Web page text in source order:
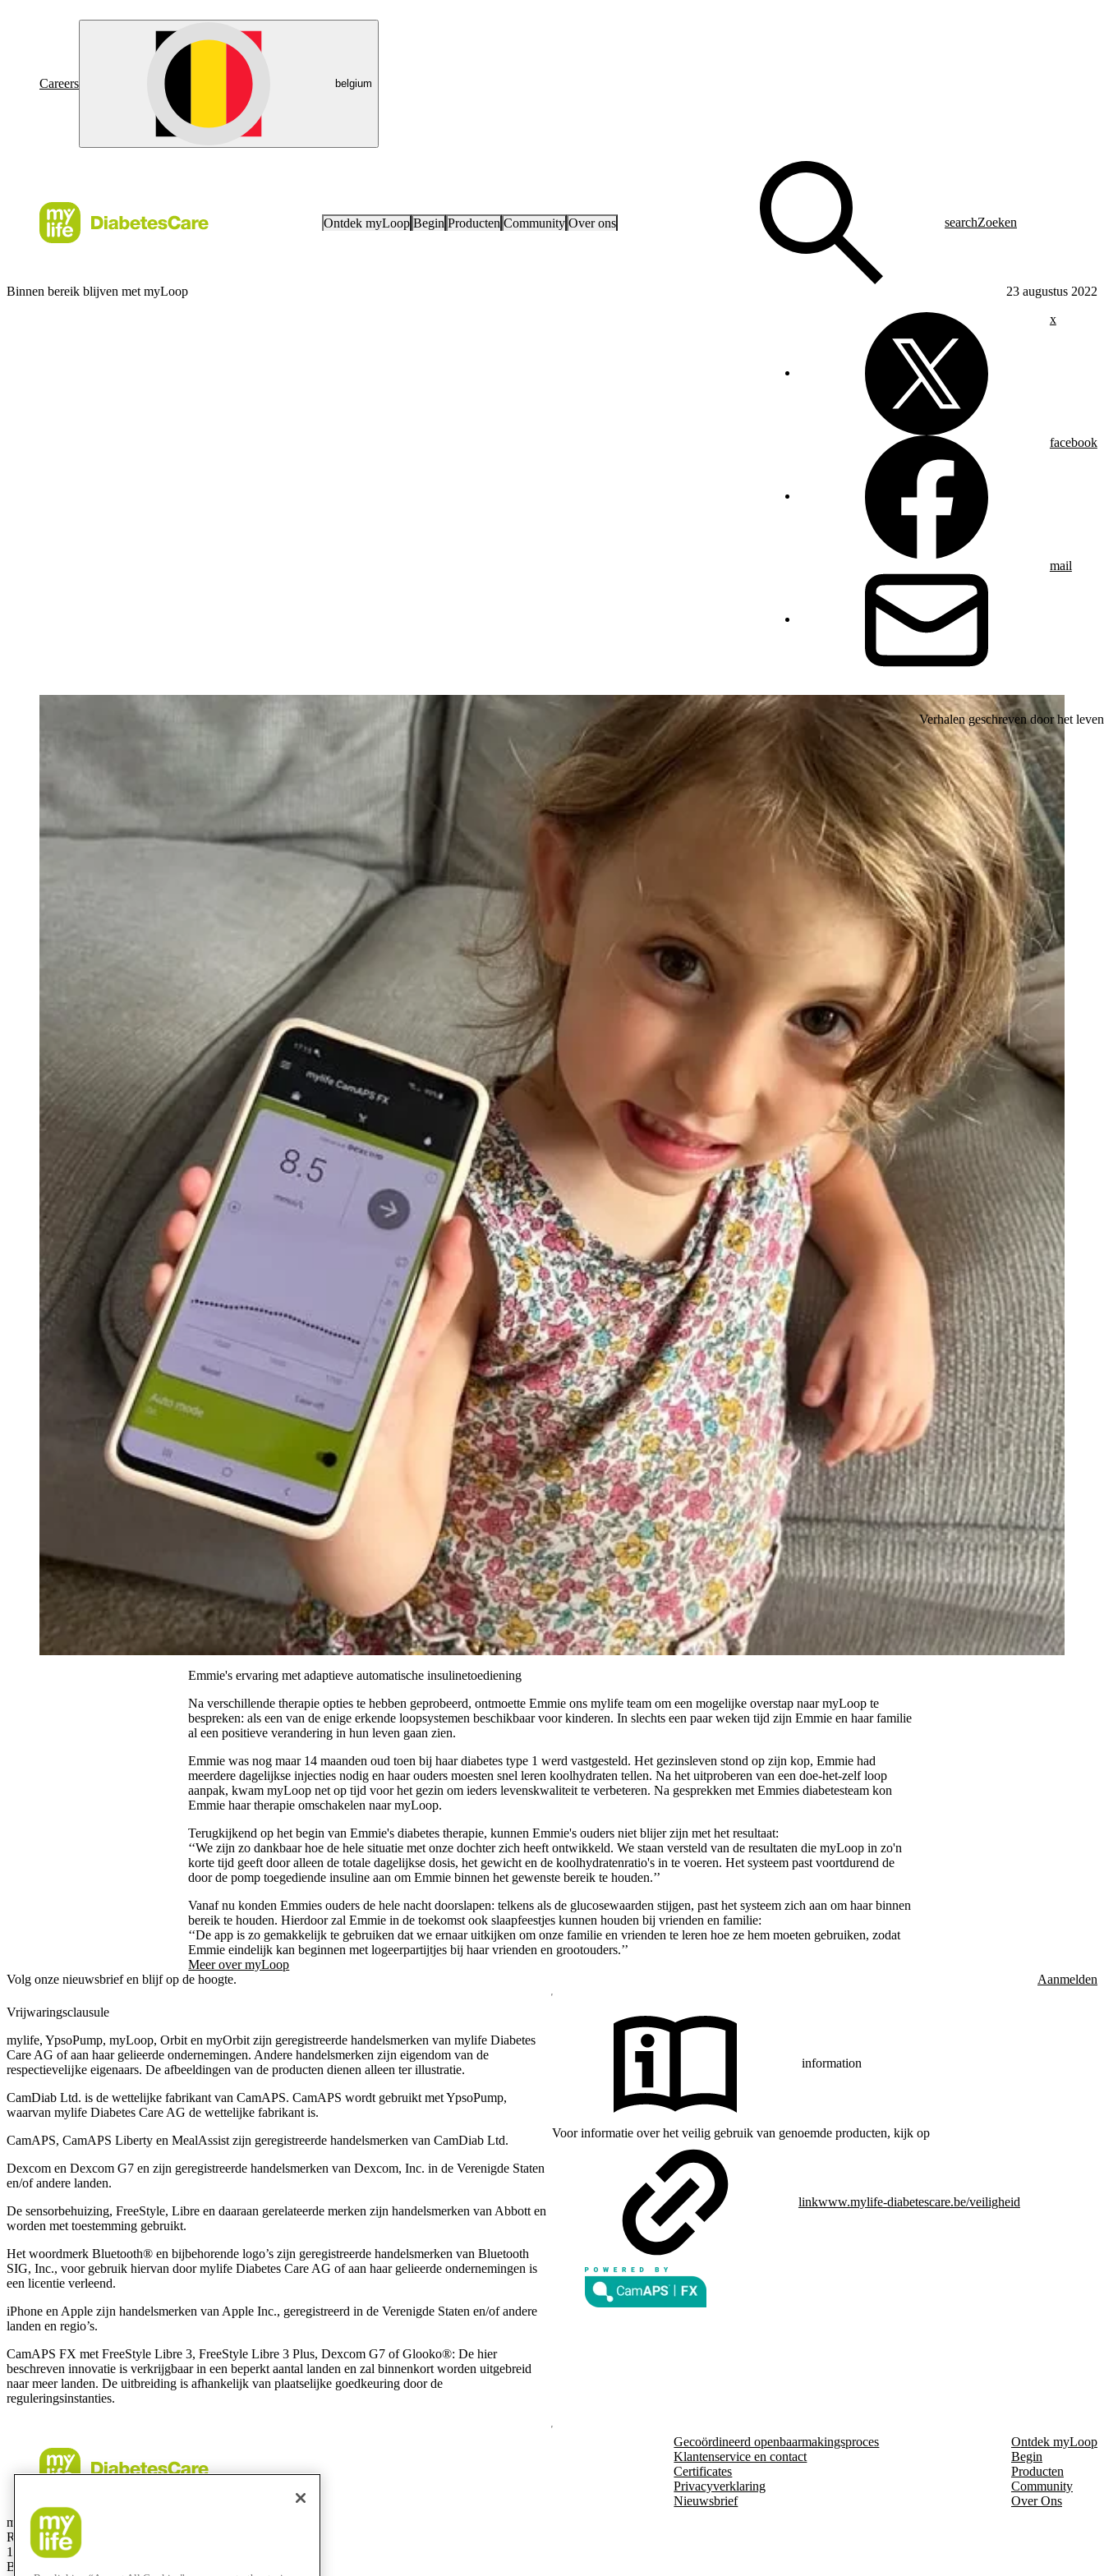
Careers belgium
Ontdek myLoop Begin Producten Community Over ons searchZoeken
Binnen bereik blijven met myLoop
23 augustus 2022
x
facebook
mail
Verhalen geschreven door het leven
Emmie's ervaring met adaptieve automatische insulinetoediening
Na verschillende therapie opties te hebben geprobeerd, ontmoette Emmie ons mylife team om een mogelijke overstap naar myLoop te
bespreken: als een van de enige erkende loopsystemen beschikbaar voor kinderen. In slechts een paar weken tijd zijn Emmie en haar familie
al een positieve verandering in hun leven gaan zien.
Emmie was nog maar 14 maanden oud toen bij haar diabetes type 1 werd vastgesteld. Het gezinsleven stond op zijn kop, Emmie had
meerdere dagelijkse injecties nodig en haar ouders moesten snel leren koolhydraten tellen. Na het uitproberen van een doe-het-zelf loop
aanpak, kwam myLoop net op tijd voor het gezin om ieders levenskwaliteit te verbeteren. Na gesprekken met Emmies diabetesteam kon
Emmie haar therapie omschakelen naar myLoop.
Terugkijkend op het begin van Emmie's diabetes therapie, kunnen Emmie's ouders niet blijer zijn met het resultaat:
‘‘We zijn zo dankbaar hoe de hele situatie met onze dochter zich heeft ontwikkeld. We staan versteld van de resultaten die myLoop in zo'n
korte tijd geeft door alleen de totale dagelijkse dosis, het gewicht en de koolhydratenratio's in te voeren. Het systeem past voortdurend de
door de pomp toegediende insuline aan om Emmie binnen het gewenste bereik te houden.’’
Vanaf nu konden Emmies ouders de hele nacht doorslapen: telkens als de glucosewaarden stijgen, past het systeem zich aan om haar binnen
bereik te houden. Hierdoor zal Emmie in de toekomst ook slaapfeestjes kunnen houden bij vrienden en familie:
‘‘De app is zo gemakkelijk te gebruiken dat we ernaar uitkijken om onze familie en vrienden te leren hoe ze hem moeten gebruiken, zodat
Emmie eindelijk kan beginnen met logeerpartijtjes bij haar vrienden en grootouders.’’
Meer over myLoop
Volg onze nieuwsbrief en blijf op de hoogte.
Aanmelden
Vrijwaringsclausule
mylife, YpsoPump, myLoop, Orbit en myOrbit zijn geregistreerde handelsmerken van mylife Diabetes
Care AG of aan haar gelieerde ondernemingen. Andere handelsmerken zĳn eigendom van de
respectievelĳke eigenaars. De afbeeldingen van de producten dienen alleen ter illustratie.
CamDiab Ltd. is de wettelijke fabrikant van CamAPS. CamAPS wordt gebruikt met YpsoPump,
waarvan mylife Diabetes Care AG de wettelijke fabrikant is.
CamAPS, CamAPS Liberty en MealAssist zijn geregistreerde handelsmerken van CamDiab Ltd.
Dexcom en Dexcom G7 en zijn geregistreerde handelsmerken van Dexcom, Inc. in de Verenigde Staten
en/of andere landen.
De sensorbehuizing, FreeStyle, Libre en daaraan gerelateerde merken zijn handelsmerken van Abbott en
worden met toestemming gebruikt.
Het woordmerk Bluetooth® en bijbehorende logo’s zijn geregistreerde handelsmerken van Bluetooth
SIG, Inc., voor gebruik hiervan door mylife Diabetes Care AG of aan haar gelieerde ondernemingen is
een licentie verleend.
iPhone en Apple zĳn handelsmerken van Apple Inc., geregistreerd in de Verenigde Staten en/of andere
landen en regio’s.
CamAPS FX met FreeStyle Libre 3, FreeStyle Libre 3 Plus, Dexcom G7 of Glooko®: De hier
beschreven innovatie is verkrijgbaar in een beperkt aantal landen en zal binnenkort worden uitgebreid
naar meer landen. De uitbreiding is afhankelijk van plaatselijke goedkeuring door de
reguleringsinstanties.
information
Voor informatie over het veilig gebruik van genoemde producten, kijk op
linkwww.mylife-diabetescare.be/veiligheid
mylife Diabetes Care BV
Researchdreef 12
1070 Brussel
België
Gecoördineerd openbaarmakingsproces
Klantenservice en contact
Certificates
Privacyverklaring
Nieuwsbrief
Ontdek myLoop
Begin
Producten
Community
Over Ons